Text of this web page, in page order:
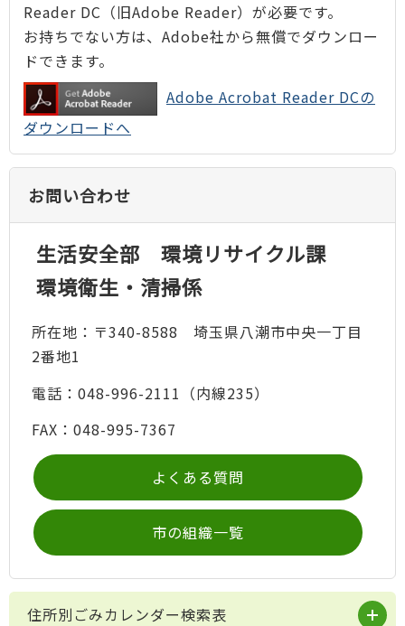
Reader DC（旧Adobe Reader）が必要です。
お持ちでない方は、Adobe社から無償でダウンロー
ドできます。
Adobe Acrobat Reader DCの
ダウンロードへ
お問い合わせ
生活安全部 環境リサイクル課
環境衛生・清掃係
所在地：〒340-8588 埼玉県八潮市中央一丁目
2番地1
電話：048-996-2111（内線235）
FAX：048-995-7367
よくある質問
市の組織一覧
住所別ごみカレンダー検索表